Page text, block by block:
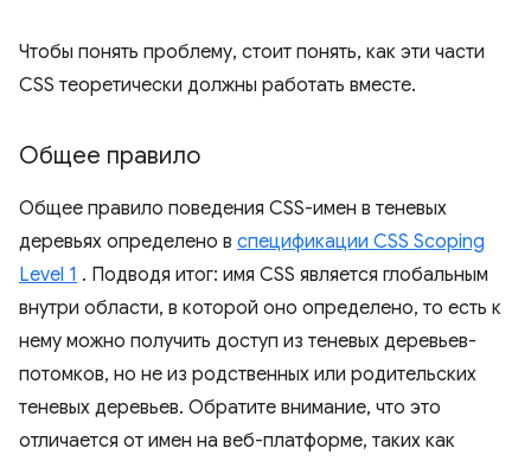
Чтобы понять проблему, стоит понять, как эти части
CSS теоретически должны работать вместе.
Общее правило
Общее правило поведения CSS-имен в теневых
деревьях определено в спецификации CSS Scoping
Level 1 . Подводя итог: имя CSS является глобальным
внутри области, в которой оно определено, то есть к
нему можно получить доступ из теневых деревьев-
потомков, но не из родственных или родительских
теневых деревьев. Обратите внимание, что это
отличается от имен на веб-платформе, таких как